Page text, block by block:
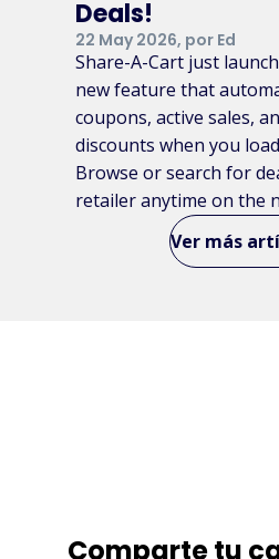
Deals!
22 May 2026, por Ed
Share-A-Cart just
new feature that
coupons, active sales,
discounts when you
Browse or search for
retailer anytime on the
Ver más
Comparte tu